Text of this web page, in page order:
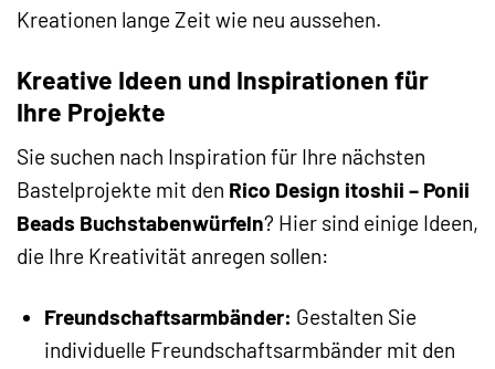
Kreationen lange Zeit wie neu aussehen.
Kreative Ideen und Inspirationen für
Ihre Projekte
Sie suchen nach Inspiration für Ihre nächsten
Bastelprojekte mit den Rico Design itoshii – Ponii
Beads Buchstabenwürfeln? Hier sind einige Ideen,
die Ihre Kreativität anregen sollen:
Freundschaftsarmbänder: Gestalten Sie
individuelle Freundschaftsarmbänder mit den